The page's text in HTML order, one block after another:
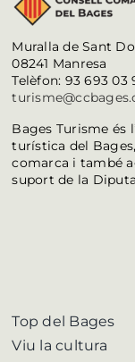
Muralla de Sant
08241 Manresa
Telèfon: 93 693 03
Bages Turisme és
turística del
comarca i també
suport de la
Top del Bages
Viu la cultura